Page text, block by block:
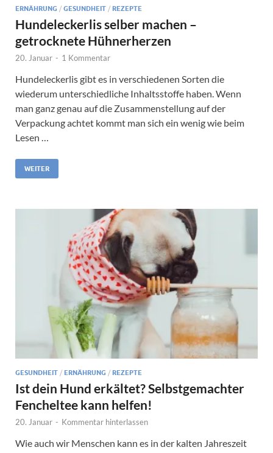
ERNÄHRUNG / GESUNDHEIT / REZEPTE
Hundeleckerlis selber machen –
getrocknete Hühnerherzen
20. Januar - 1 Kommentar
Hundeleckerlis gibt es in verschiedenen Sorten die
wiederum unterschiedliche Inhaltsstoffe haben. Wenn
man ganz genau auf die Zusammenstellung auf der
Verpackung achtet kommt man sich ein wenig wie beim
Lesen …
WEITER
GESUNDHEIT / ERNÄHRUNG / REZEPTE
Ist dein Hund erkältet? Selbstgemachter
Fencheltee kann helfen!
20. Januar - Kommentar hinterlassen
Wie auch wir Menschen kann es in der kalten Jahreszeit